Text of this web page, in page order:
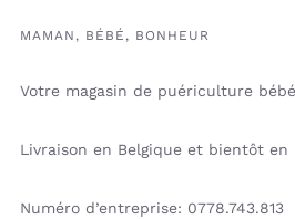
MAMAN, BÉBÉ, BONHEUR
Votre magasin de puériculture
Livraison en Belgique et bientôt en
Numéro d’entreprise: 0778.743.813